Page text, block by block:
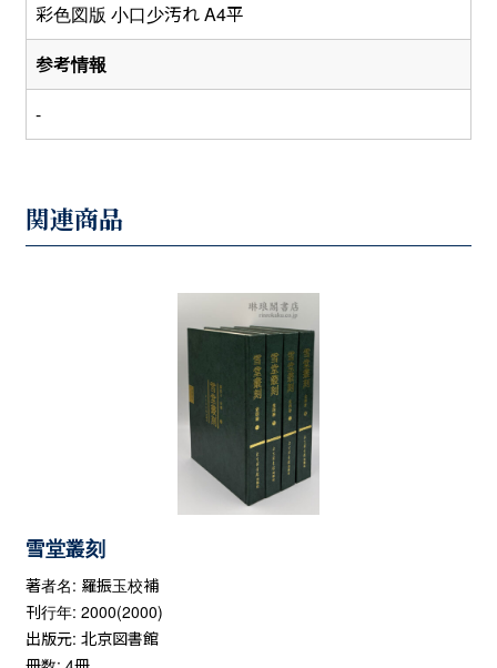
彩色図版 小口少汚れ A4平
参考情報
-
関連商品
雪堂叢刻
著者名: 羅振玉校補
刊行年: 2000(2000)
出版元: 北京図書館